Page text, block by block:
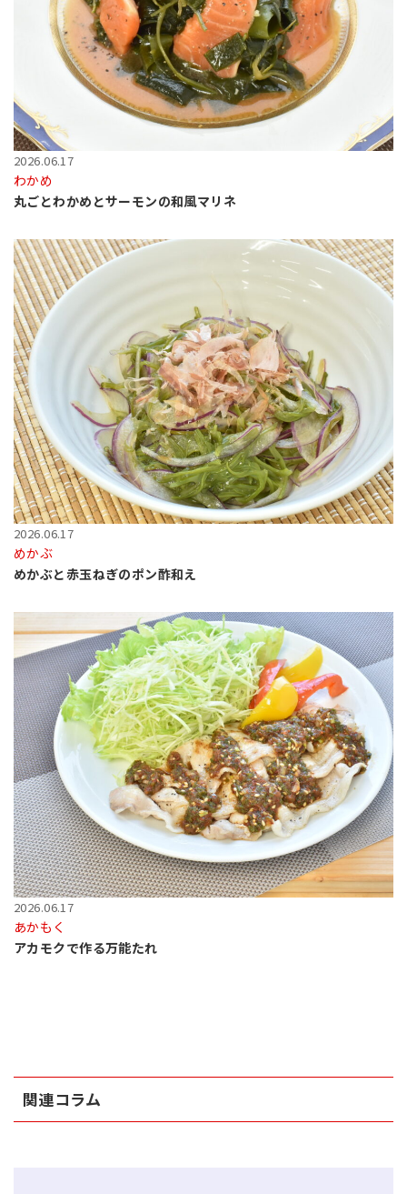
2026.06.17
わかめ
丸ごとわかめとサーモンの和風マリネ
2026.06.17
めかぶ
めかぶと赤玉ねぎのポン酢和え
2026.06.17
あかもく
アカモクで作る万能たれ
関連コラム